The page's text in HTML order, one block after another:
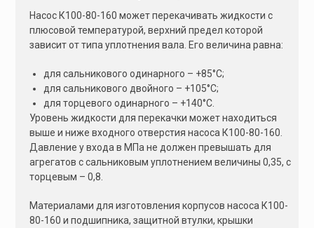
Насос К100-80-160 может перекачивать жидкости с
плюсовой температурой, верхний предел которой
зависит от типа уплотнения вала. Его величина равна:
для сальникового одинарного – +85°С;
для сальникового двойного – +105°С;
для торцевого одинарного – +140°С.
Уровень жидкости для перекачки может находиться
выше и ниже входного отверстия насоса К100-80-160.
Давление у входа в МПа не должен превышать для
агрегатов с сальниковым уплотнением величины 0,35, с
торцевым – 0,8.
Материалами для изготовления корпусов насоса К100-
80-160 и подшипника, защитной втулки, крышки